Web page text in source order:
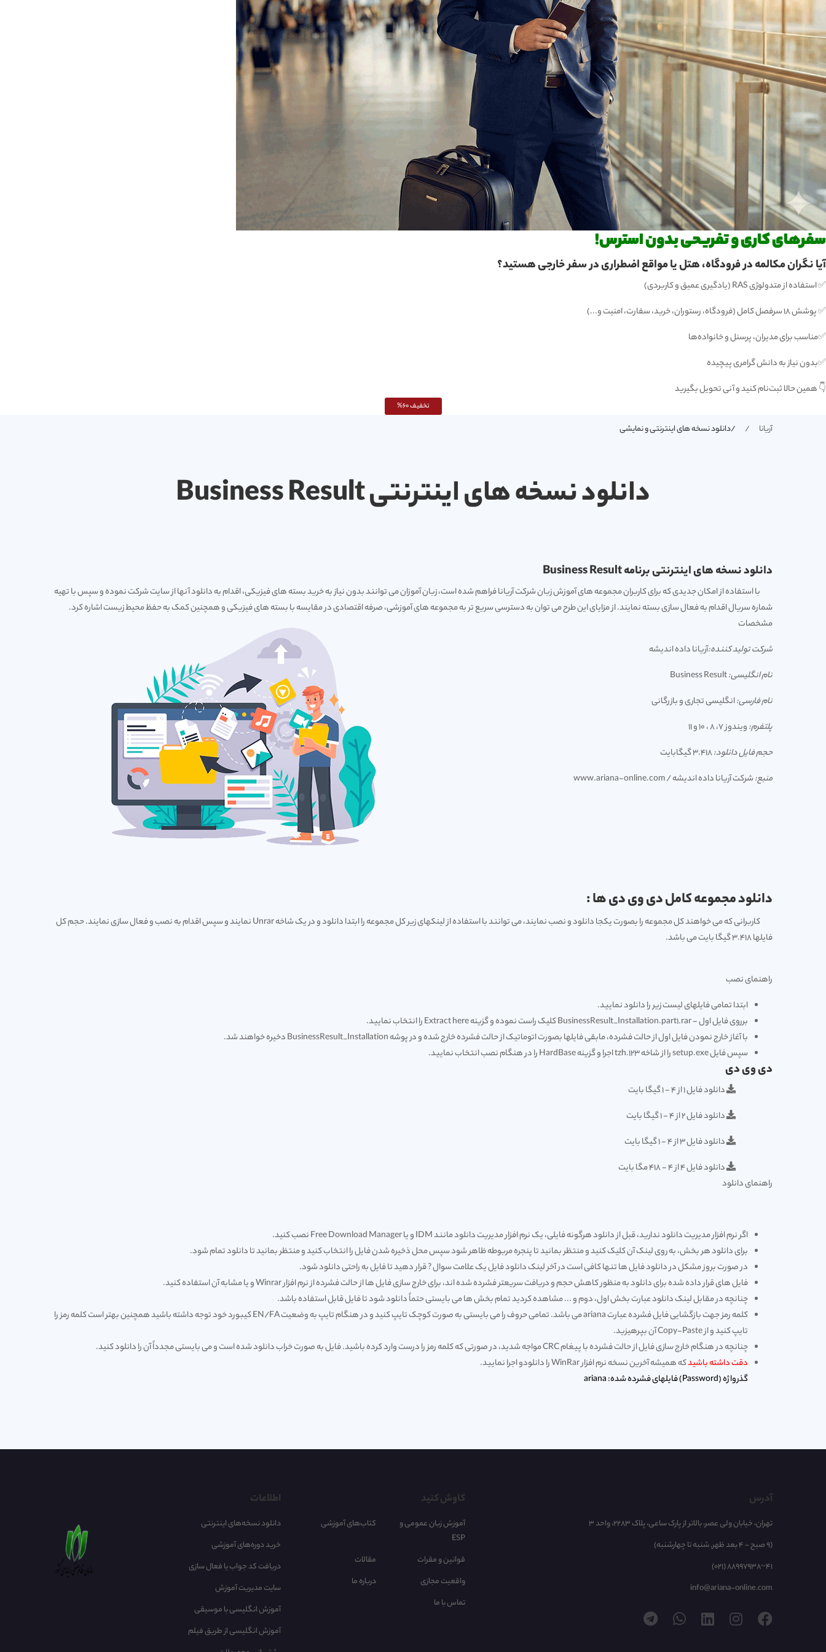
سفرهای کاری و تفریحی بدون استرس!
آیا نگران مکالمه در فرودگاه، هتل یا مواقع اضطراری در سفر خارجی هستید؟
✅ استفاده از متدولوژی RAS (یادگیری عمیق و کاربردی)
✅ پوشش ۱۸ سرفصل کامل (فرودگاه، رستوران، خرید، سفارت، امنیت و...)
✅مناسب برای مدیران، پرسنل و خانواده‌ها
✅بدون نیاز به دانش گرامری پیچیده
👇 همین حالا ثبت‌نام کنید و آنی تحویل بگیرید
تخفیف 60%
دانلود نسخه های اینترنتی Business Result
آریانا /دانلود نسخه های اینترنتی و نمایشی
دانلود نسخه های اینترنتی برنامه Business Result
با استفاده از امکان جدیدی که برای کاربران مجموعه های آموزش زبان شرکت آریانا فراهم شده است، زبان آموزان می توانند بدون نیاز به خرید بسته های فیزیکی، اقدام به دانلود آنها از سایت شرکت نموده و سپس با تهیه
شماره سریال اقدام به فعال سازی بسته نمایند. از مزایای این طرح می توان به دسترسی سریع تر به مجموعه های آموزشی، صرفه اقتصادی در مقایسه با بسته های فیزیکی و همچنین کمک به حفظ محیط زیست اشاره کرد.
مشخصات
شرکت تولید کننده:آریانا داده اندیشه
نام انگلیسی:Business Result
نام فارسی:انگلیسی تجاری و بازرگانی
پلتفرم:ویندوز 7، 8 ، 10 و 11
حجم فایل دانلود:
منبع:شرکت آریانا داده اندیشه / www.ariana-online.com
دانلود مجموعه کامل دی وی دی ها :
کاربرانی که می خواهند کل مجموعه را بصورت یکجا دانلود و نصب نمایند، می توانند با استفاده از لینکهای زیر کل مجموعه را ابتدا دانلود و در یک شاخه Unrar نمایند و سپس اقدام به نصب و فعال سازی نمایند. حجم کل
فایلها 3.418 گیگا بایت می باشد.
راهنمای نصب
ابتدا تمامی فایلهای لیست زیر را دانلود نمایید.
برروی فایل اول - BusinessResult_Installation.part1.rar کلیک راست نموده و گزینه Extract here را انتخاب نمایید.
با آغاز خارج نمودن فایل اول از حالت فشرده، مابقی فایلها بصورت اتوماتیک از حالت فشرده خارج شده و در پوشه BusinessResult_Installation دخیره خواهند شد.
سپس فایل setup.exe را از شاخه 123.tzh اجرا و گزینه HardBase را در هنگام نصب انتخاب نمایید.
دی وی دی
دانلود فایل 1 از 4 - 1 گیگا بایت
دانلود فایل 2 از 4 - 1 گیگا بایت
دانلود فایل 3 از 4 - 1 گیگا بایت
دانلود فایل 4 از 4 - 418 مگا بایت
راهنمای دانلود
اگر نرم افزار مدیریت دانلود ندارید، قبل از دانلود هرگونه فایلی، یک نرم افزار مدیریت دانلود مانند IDM و یا Free Download Managerنصب کنید.
برای دانلود هر بخش، به روی لینک آن کلیک کنید و منتظر بمانید تا پنجره مربوطه ظاهر شود سپس محل ذخیره شدن فایل را انتخاب کنید و منتظر بمانید تا دانلود تمام شود.
در صورت بروز مشکل در دانلود فایل ها تنها کافی است در آخر لینک دانلود فایل یک علامت سوال ? قرار دهید تا فایل به راحتی دانلود شود.
فایل های قرار داده شده برای دانلود به منظور کاهش حجم و دریافت سریعتر فشرده شده اند، برای خارج سازی فایل ها از حالت فشرده از نرم افزار Winrar و یا مشابه آن استفاده کنید.
چنانچه در مقابل لینک دانلود عبارت بخش اول، دوم و ... مشاهده کردید تمام بخش ها می بایستی حتماً دانلود شود تا فایل قابل استفاده باشد.
کلمه رمز جهت بازگشایی فایل فشرده عبارت ariana می باشد. تمامی حروف را می بایستی به صورت کوچک تایپ کنید و در هنگام تایپ به وضعیت EN/FA کیبورد خود توجه داشته باشید همچنین بهتر است کلمه رمز را
تایپ کنید و از Copy-Paste آن بپرهیزید.
چنانچه در هنگام خارج سازی فایل از حالت فشرده با پیغام CRC مواجه شدید، در صورتی که کلمه رمز را درست وارد کرده باشید. فایل به صورت خراب دانلود شده است و می بایستی مجدداً آن را دانلود کنید.
دقت داشته باشیدکه همیشه آخرین نسخه نرم افزار WinRar را دانلودو اجرا نمایید.
گذرواژه (Password) فایلهای فشرده شده: ariana
آدرس
تهران، خیابان ولی عصر، بالاتر از پارک ساعی، پلاک 2283، واحد 3
(9 صبح - 4 بعد ظهر, شنبه تا چهارشنبه)
(021) 88997938~41
info@ariana-online.com
کاوش کنید
آموزش زبان عمومی و
ESP
کتاب‌های آموزشی
قوانین و مقرات
مقالات
واقعیت مجازی
درباره ما
تماس با ما
اطلاعات
دانلود نسخه‌های اینترنتی
خرید دوره‌های آموزشی
دریافت کد جواب یا فعال سازی
سایت مدیریت آموزش
آموزش انگلیسی با موسیقی‌
آموزش انگلیسی از طریق فیلم